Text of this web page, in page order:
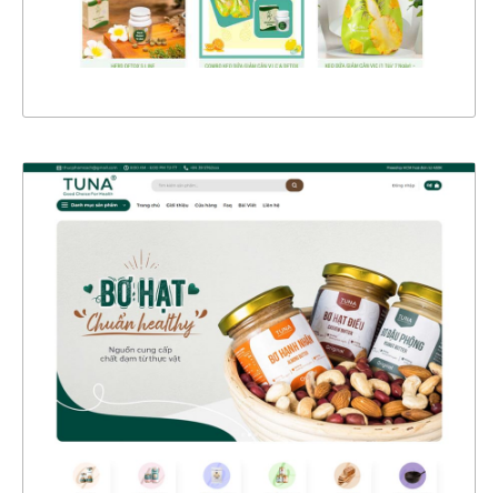
XEM THỰC TẾ
47153